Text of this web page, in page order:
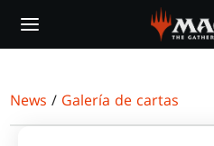
main
News / Galería de cartas